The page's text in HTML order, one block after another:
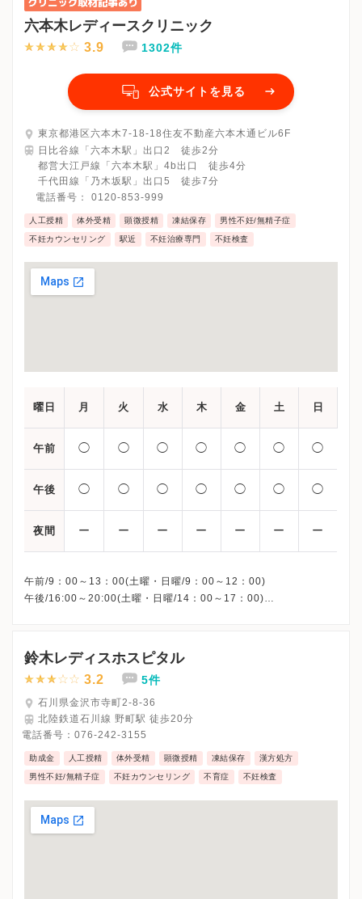
六本木レディースクリニック
3.9 1302件
公式サイトを見る
東京都港区六本木7-18-18住友不動産六本木通ビル6F
日比谷線「六本木駅」出口2 徒歩2分
都営大江戸線「六本木駅」4b出口 徒歩4分
千代田線「乃木坂駅」出口5 徒歩7分
電話番号： 0120-853-999
人工授精 体外受精 顕微授精 凍結保存 男性不妊/無精子症
不妊カウンセリング 駅近 不妊治療専門 不妊検査
曜日 月 火 水 木 金 土 日
午前 ◯ ◯ ◯ ◯ ◯ ◯ ◯
午後 ◯ ◯ ◯ ◯ ◯ ◯ ◯
夜間 ー ー ー ー ー ー ー
午前/9：00～13：00(土曜・日曜/9：00～12：00)
午後/16:00～20:00(土曜・日曜/14：00～17：00)
鈴木レディスホスピタル
3.2 5件
石川県金沢市寺町2-8-36
北陸鉄道石川線 野町駅 徒歩20分
電話番号： 076-242-3155
助成金 人工授精 体外受精 顕微授精 凍結保存 漢方処方
男性不妊/無精子症 不妊カウンセリング 不育症 不妊検査